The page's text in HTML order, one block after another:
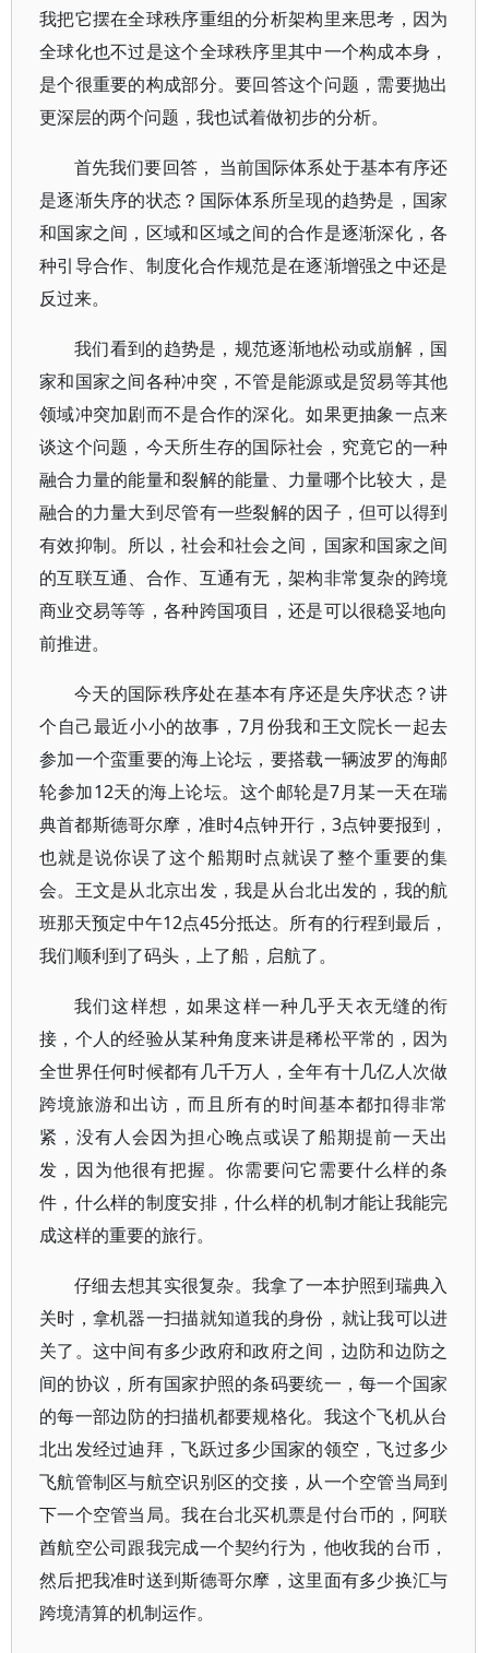
我把它摆在全球秩序重组的分析架构里来思考，因为
全球化也不过是这个全球秩序里其中一个构成本身，
是个很重要的构成部分。要回答这个问题，需要抛出
更深层的两个问题，我也试着做初步的分析。
首先我们要回答， 当前国际体系处于基本有序还
是逐渐失序的状态？国际体系所呈现的趋势是，国家
和国家之间，区域和区域之间的合作是逐渐深化，各
种引导合作、制度化合作规范是在逐渐增强之中还是
反过来。
我们看到的趋势是，规范逐渐地松动或崩解，国
家和国家之间各种冲突，不管是能源或是贸易等其他
领域冲突加剧而不是合作的深化。如果更抽象一点来
谈这个问题，今天所生存的国际社会，究竟它的一种
融合力量的能量和裂解的能量、力量哪个比较大，是
融合的力量大到尽管有一些裂解的因子，但可以得到
有效抑制。所以，社会和社会之间，国家和国家之间
的互联互通、合作、互通有无，架构非常复杂的跨境
商业交易等等，各种跨国项目，还是可以很稳妥地向
前推进。
今天的国际秩序处在基本有序还是失序状态？讲
个自己最近小小的故事，7月份我和王文院长一起去
参加一个蛮重要的海上论坛，要搭载一辆波罗的海邮
轮参加12天的海上论坛。这个邮轮是7月某一天在瑞
典首都斯德哥尔摩，准时4点钟开行，3点钟要报到，
也就是说你误了这个船期时点就误了整个重要的集
会。王文是从北京出发，我是从台北出发的，我的航
班那天预定中午12点45分抵达。所有的行程到最后，
我们顺利到了码头，上了船，启航了。
我们这样想，如果这样一种几乎天衣无缝的衔
接，个人的经验从某种角度来讲是稀松平常的，因为
全世界任何时候都有几千万人，全年有十几亿人次做
跨境旅游和出访，而且所有的时间基本都扣得非常
紧，没有人会因为担心晚点或误了船期提前一天出
发，因为他很有把握。你需要问它需要什么样的条
件，什么样的制度安排，什么样的机制才能让我能完
成这样的重要的旅行。
仔细去想其实很复杂。我拿了一本护照到瑞典入
关时，拿机器一扫描就知道我的身份，就让我可以进
关了。这中间有多少政府和政府之间，边防和边防之
间的协议，所有国家护照的条码要统一，每一个国家
的每一部边防的扫描机都要规格化。我这个飞机从台
北出发经过迪拜，飞跃过多少国家的领空，飞过多少
飞航管制区与航空识别区的交接，从一个空管当局到
下一个空管当局。我在台北买机票是付台币的，阿联
酋航空公司跟我完成一个契约行为，他收我的台币，
然后把我准时送到斯德哥尔摩，这里面有多少换汇与
跨境清算的机制运作。